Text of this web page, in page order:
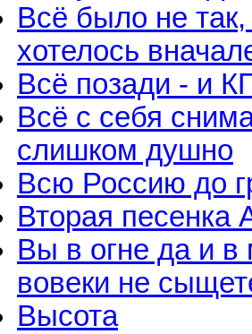
Всё было не так,
хотелось
Всё позади - и
Всё с себя
слишком душно
Всю Россию до
Вторая песенка
Вы в огне да и в
вовеки не
Высота